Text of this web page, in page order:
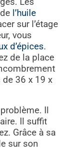
l’huile
sur l’étage
vous
d’épices.
de la place
36 x 19 x
Il
Il suffit
Grâce à sa
sur son